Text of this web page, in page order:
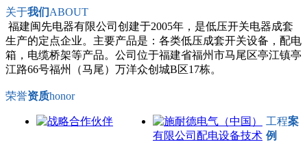
关于我们ABOUT
福建闽先电器有限公司创建于2005年，是低压开关电器成套
生产的定点企业。主要产品是：各类低压成套开关设备，配电
箱，电缆桥架等产品。公司位于福建省福州市马尾区亭江镇亭
江路66号福州（马尾）万洋众创城B区17栋。
荣誉资质honor
工程案
例